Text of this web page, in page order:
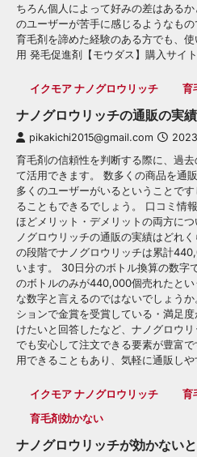
ちろん個人によって好みの差はある
のユーザーが苦手に感じるようなも
育毛剤を諦めた経験のある方でも、
用 発毛促進剤【モウダス】購入サイ
イクモア ナノグロウリッチ 育
ナノグロウリッチの通販の実
pikakichi2015@gmail.com
育毛剤の信頼性を判断する際に、過
て活用できます。 数多くの商品を通
多くのユーザーがいるということで
ることもできるでしょう。 口コミ情
ほどメリット・デメリットの両方に
ノグロウリッチの通販の実績はどれ
の段階でナノグロウリッチは累計
います。 30日分のボトル換算の数字
のボトルのみが440,000個売れたと
な数字と言えるのではないでしょう
ションで金賞を受賞している・満足
けたいと回答したなど、ナノグロウ
でも安心して注文できる要素が豊富
用できることもあり、気軽に通販しや
イクモア ナノグロウリッチ
育
育毛剤効かない
ナノグロウリッチが効かない